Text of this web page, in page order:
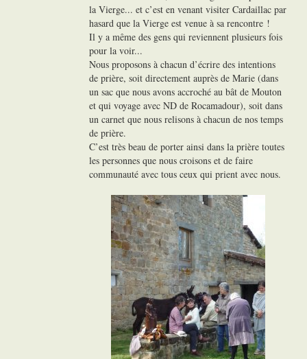
la Vierge... et c’est en venant visiter Cardaillac par
hasard que la Vierge est venue à sa rencontre !
Il y a même des gens qui reviennent plusieurs fois
pour la voir...
Nous proposons à chacun d’écrire des intentions
de prière, soit directement auprès de Marie (dans
un sac que nous avons accroché au bât de Mouton
et qui voyage avec ND de Rocamadour), soit dans
un carnet que nous relisons à chacun de nos temps
de prière.
C’est très beau de porter ainsi dans la prière toutes
les personnes que nous croisons et de faire
communauté avec tous ceux qui prient avec nous.